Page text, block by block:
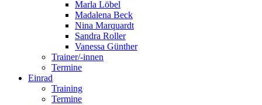
Marla Löbel
Madalena Beck
Nina Marquardt
Sandra Roller
Vanessa Günther
Trainer/-innen
Termine
Einrad
Training
Termine